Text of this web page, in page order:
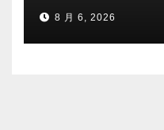
8 月 6, 2026